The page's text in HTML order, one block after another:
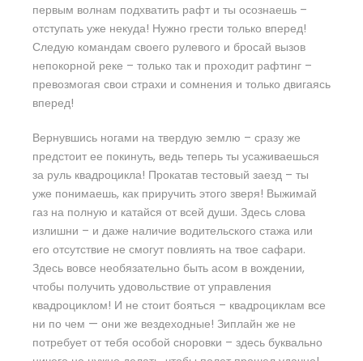
первым волнам подхватить рафт и ты осознаешь –
отступать уже некуда! Нужно грести только вперед!
Следую командам своего рулевого и бросай вызов
непокорной реке – только так и проходит рафтинг –
превозмогая свои страхи и сомнения и только двигаясь
вперед!
Вернувшись ногами на твердую землю – сразу же
предстоит ее покинуть, ведь теперь ты усаживаешься
за руль квадроцикла! Прокатав тестовый заезд – ты
уже понимаешь, как приручить этого зверя! Выжимай
газ на полную и катайся от всей души. Здесь слова
излишни – и даже наличие водительского стажа или
его отсутствие не смогут повлиять на твое сафари.
Здесь вовсе необязательно быть асом в вождении,
чтобы получить удовольствие от управления
квадроциклом! И не стоит бояться – квадроциклам все
ни по чем — они же вездеходные! Зиплайн же не
потребует от тебя особой сноровки – здесь буквально